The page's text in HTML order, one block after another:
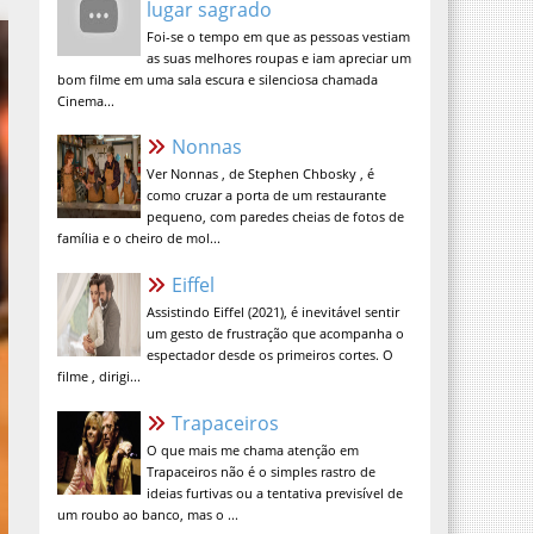
Foi-se o tempo em que as pessoas vestiam
as suas melhores roupas e iam apreciar um
bom filme em uma sala escura e silenciosa chamada
Cinema...
Ver Nonnas , de Stephen Chbosky , é
como cruzar a porta de um restaurante
pequeno, com paredes cheias de fotos de
família e o cheiro de mol...
Assistindo Eiffel (2021), é inevitável sentir
um gesto de frustração que acompanha o
espectador desde os primeiros cortes. O
filme , dirigi...
O que mais me chama atenção em
Trapaceiros não é o simples rastro de
ideias furtivas ou a tentativa previsível de
um roubo ao banco, mas o ...